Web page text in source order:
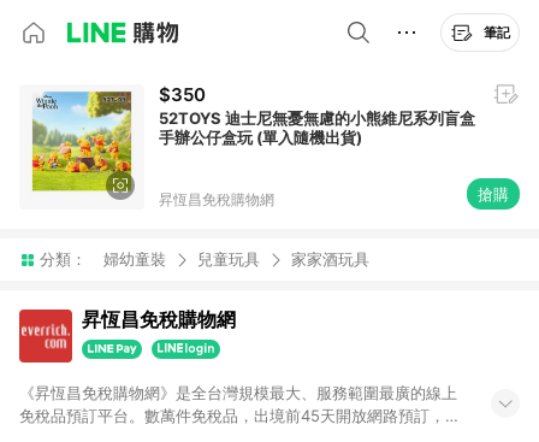
筆記
$350
52TOYS 迪士尼無憂無慮的小熊維尼系列盲盒
手辦公仔盒玩 (單入隨機出貨)
昇恆昌免稅購物網 搶購
分類： 婦幼童裝 兒童玩具 家家酒玩具
昇恆昌免稅購物網
《昇恆昌免稅購物網》是全台灣規模最大、服務範圍最廣的線上
免稅品預訂平台。數萬件免稅品，出境前45天開放網路預訂，出